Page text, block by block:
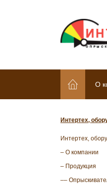
О
Интертех,
Интертех,
– О компании
– Продукция
––